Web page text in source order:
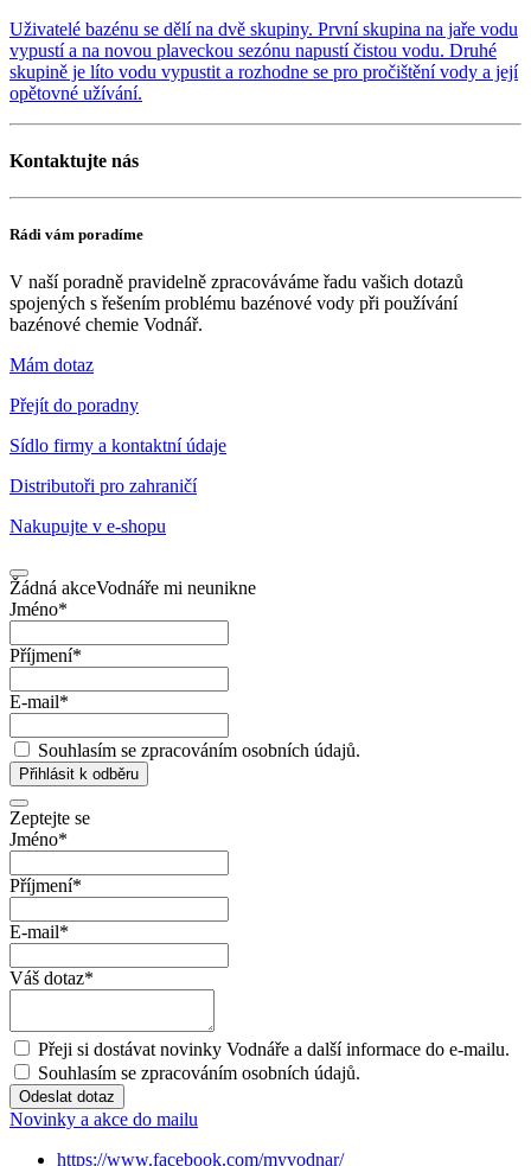
Uživatelé bazénu se dělí na dvě skupiny. První skupina na jaře vodu
vypustí a na novou plaveckou sezónu napustí čistou vodu. Druhé
skupině je líto vodu vypustit a rozhodne se pro pročištění vody a její
opětovné užívání.
Kontaktujte nás
Rádi vám poradíme
V naší poradně pravidelně zpracováváme řadu vašich dotazů
spojených s řešením problému bazénové vody při používání
bazénové chemie Vodnář.
Mám dotaz
Přejít do poradny
Sídlo firmy a kontaktní údaje
Distributoři pro zahraničí
Nakupujte v e-shopu
Žádná akceVodnáře mi neunikne
Jméno*
Příjmení*
E-mail*
Souhlasím se zpracováním osobních údajů.
Přihlásit k odběru
Zeptejte se
Jméno*
Příjmení*
E-mail*
Váš dotaz*
Přeji si dostávat novinky Vodnáře a další informace do e-mailu.
Souhlasím se zpracováním osobních údajů.
Odeslat dotaz
Novinky a akce do mailu
https://www.facebook.com/myvodnar/